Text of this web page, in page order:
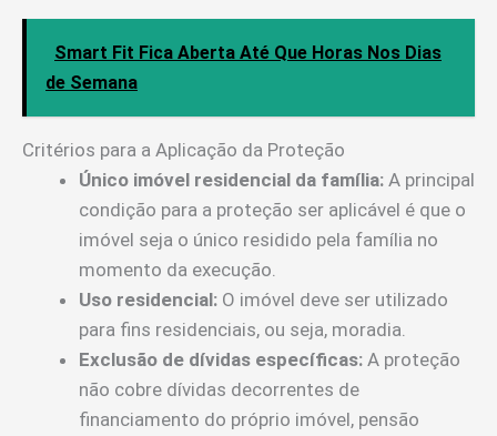
Smart Fit Fica Aberta Até Que Horas Nos Dias
de Semana
Critérios para a Aplicação da Proteção
Único imóvel residencial da família: A principal
condição para a proteção ser aplicável é que o
imóvel seja o único residido pela família no
momento da execução.
Uso residencial: O imóvel deve ser utilizado
para fins residenciais, ou seja, moradia.
Exclusão de dívidas específicas: A proteção
não cobre dívidas decorrentes de
financiamento do próprio imóvel, pensão